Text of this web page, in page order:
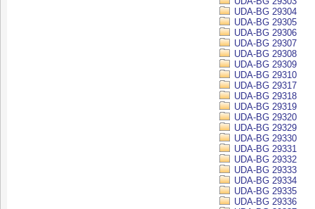
UDA-BG 29304
UDA-BG 29305
UDA-BG 29306
UDA-BG 29307
UDA-BG 29308
UDA-BG 29309
UDA-BG 29310
UDA-BG 29317
UDA-BG 29318
UDA-BG 29319
UDA-BG 29320
UDA-BG 29329
UDA-BG 29330
UDA-BG 29331
UDA-BG 29332
UDA-BG 29333
UDA-BG 29334
UDA-BG 29335
UDA-BG 29336